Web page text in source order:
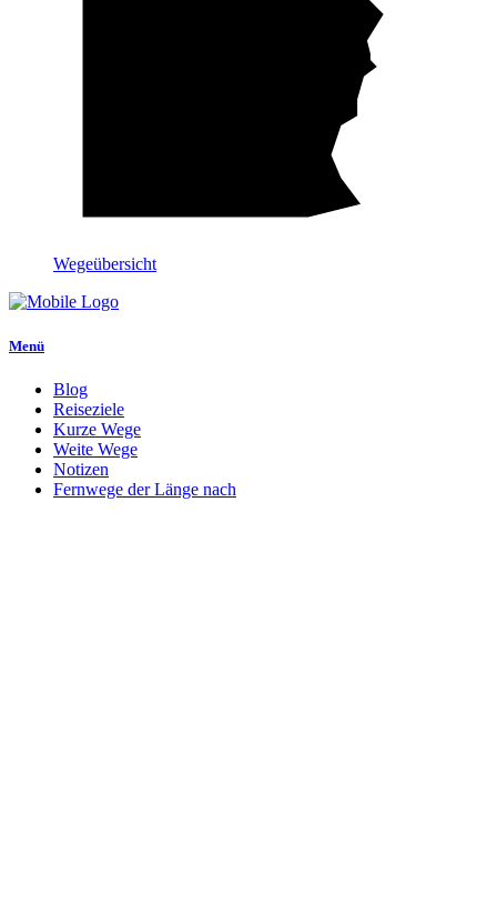
Wegeübersicht
Menü
Blog
Reiseziele
Kurze Wege
Weite Wege
Notizen
Fernwege der Länge nach